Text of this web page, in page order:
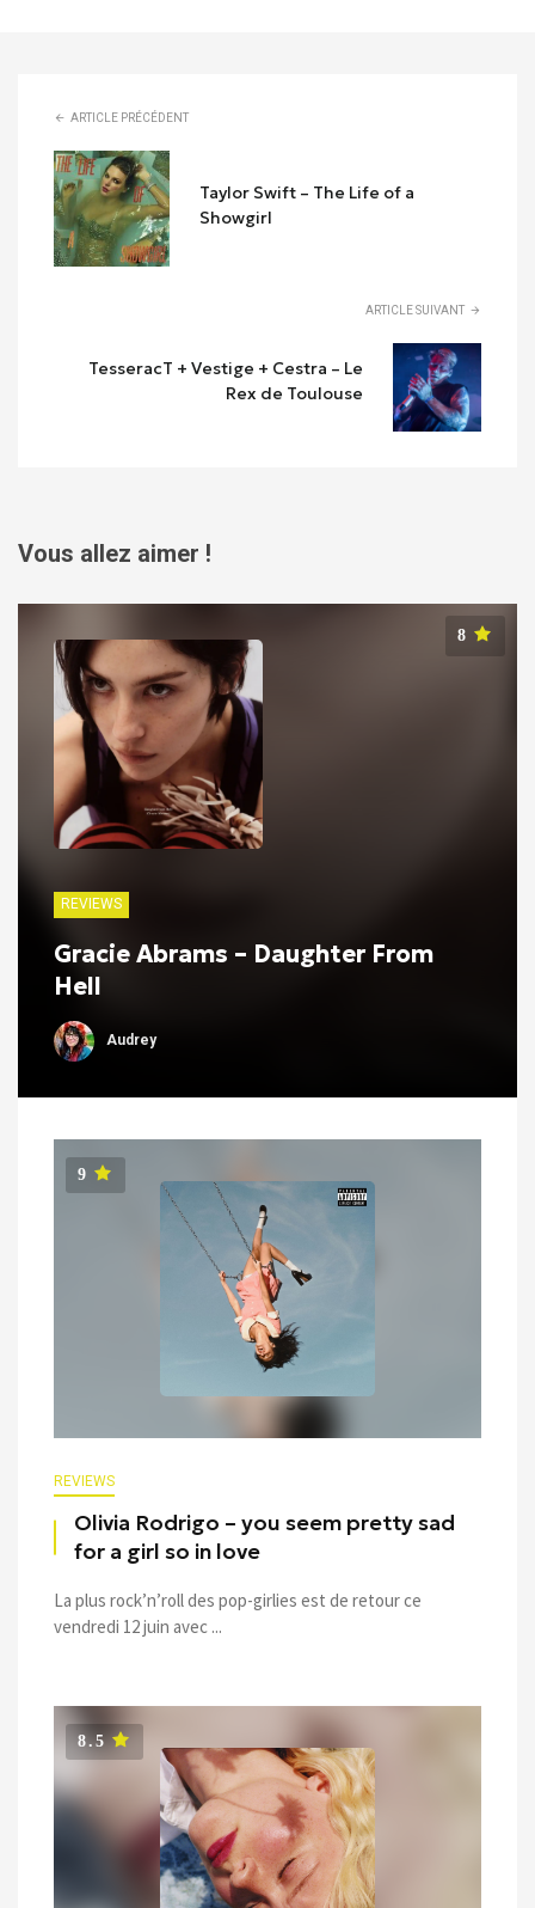
ARTICLE PRÉCÉDENT
Taylor Swift – The Life of a
Showgirl
ARTICLE SUIVANT
TesseracT + Vestige + Cestra – Le
Rex de Toulouse
Vous allez aimer !
8
REVIEWS
Gracie Abrams – Daughter From
Hell
Audrey
9
REVIEWS
Olivia Rodrigo – you seem pretty sad
for a girl so in love
La plus rock’n’roll des pop-girlies est de retour ce
vendredi 12 juin avec ...
8.5